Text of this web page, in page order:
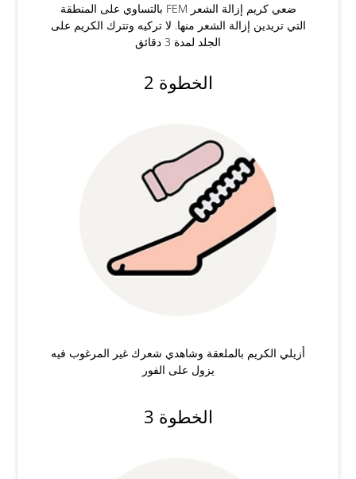
ضعي كريم إزالة الشعر FEM بالتساوي على المنطقة
التي تريدين إزالة الشعر منها. لا تركيه وتترك الكريم على
الجلد لمدة 3 دقائق
الخطوة 2
أزيلي الكريم بالملعقة وشاهدي شعرك غير المرغوب فيه
يزول على الفور
الخطوة 3